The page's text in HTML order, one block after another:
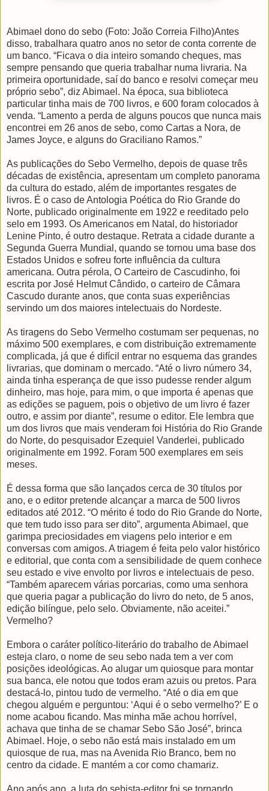
Abimael dono do sebo (Foto: João Correia Filho)Antes
disso, trabalhara quatro anos no setor de conta corrente de
um banco. “Ficava o dia inteiro somando cheques, mas
sempre pensando que queria trabalhar numa livraria. Na
primeira oportunidade, saí do banco e resolvi começar meu
próprio sebo”, diz Abimael. Na época, sua biblioteca
particular tinha mais de 700 livros, e 600 foram colocados à
venda. “Lamento a perda de alguns poucos que nunca mais
encontrei em 26 anos de sebo, como Cartas a Nora, de
James Joyce, e alguns do Graciliano Ramos.”
As publicações do Sebo Vermelho, depois de quase três
décadas de existência, apresentam um completo panorama
da cultura do estado, além de importantes resgates de
livros. É o caso de Antologia Poética do Rio Grande do
Norte, publicado originalmente em 1922 e reeditado pelo
selo em 1993. Os Americanos em Natal, do historiador
Lenine Pinto, é outro destaque. Retrata a cidade durante a
Segunda Guerra Mundial, quando se tornou uma base dos
Estados Unidos e sofreu forte influência da cultura
americana. Outra pérola, O Carteiro de Cascudinho, foi
escrita por José Helmut Cândido, o carteiro de Câmara
Cascudo durante anos, que conta suas experiências
servindo um dos maiores intelectuais do Nordeste.
As tiragens do Sebo Vermelho costumam ser pequenas, no
máximo 500 exemplares, e com distribuição extremamente
complicada, já que é difícil entrar no esquema das grandes
livrarias, que dominam o mercado. “Até o livro número 34,
ainda tinha esperança de que isso pudesse render algum
dinheiro, mas hoje, para mim, o que importa é apenas que
as edições se paguem, pois o objetivo de um livro é fazer
outro, e assim por diante”, resume o editor. Ele lembra que
um dos livros que mais venderam foi História do Rio Grande
do Norte, do pesquisador Ezequiel Vanderlei, publicado
originalmente em 1992. Foram 500 exemplares em seis
meses.
É dessa forma que são lançados cerca de 30 títulos por
ano, e o editor pretende alcançar a marca de 500 livros
editados até 2012. “O mérito é todo do Rio Grande do Norte,
que tem tudo isso para ser dito”, argumenta Abimael, que
garimpa preciosidades em viagens pelo interior e em
conversas com amigos. A triagem é feita pelo valor histórico
e editorial, que conta com a sensibilidade de quem conhece
seu estado e vive envolto por livros e intelectuais de peso.
“Também aparecem várias porcarias, como uma senhora
que queria pagar a publicação do livro do neto, de 5 anos,
edição bilíngue, pelo selo. Obviamente, não aceitei.”
Vermelho?
Embora o caráter político-literário do trabalho de Abimael
esteja claro, o nome de seu sebo nada tem a ver com
posições ideológicas. Ao alugar um quiosque para montar
sua banca, ele notou que todos eram azuis ou pretos. Para
destacá-lo, pintou tudo de vermelho. “Até o dia em que
chegou alguém e perguntou: ‘Aqui é o sebo vermelho?’ E o
nome acabou ficando. Mas minha mãe achou horrível,
achava que tinha de se chamar Sebo São José”, brinca
Abimael. Hoje, o sebo não está mais instalado em um
quiosque de rua, mas na Avenida Rio Branco, bem no
centro da cidade. E mantém a cor como chamariz.
Ano após ano, a luta do sebista-editor foi se tornando